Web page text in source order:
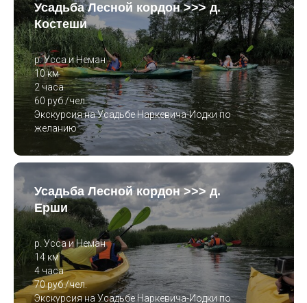
Усадьба Лесной кордон >>> д.
Костеши
р. Усса и Неман
10 км
2 часа
60 руб./чел.
Экскурсия на Усадьбе Наркевича-Иодки по
желанию
Усадьба Лесной кордон >>> д.
Ерши
р. Усса и Неман
14 км
4 часа
70 руб./чел.
Экскурсия на Усадьбе Наркевича-Иодки по